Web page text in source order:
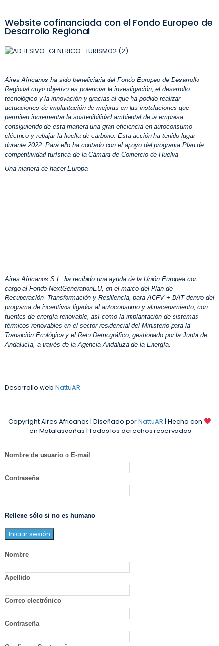
Website cofinanciada con el Fondo Europeo de
Desarrollo Regional
Aires Africanos ha sido beneficiaria del Fondo Europeo de Desarrollo
Regional cuyo objetivo es potenciar la investigación, el desarrollo
tecnológico y la innovación y gracias al que ha podido realizar
actuaciones de implantación de mejoras en las instalaciones que
permiten incrementar la sostenibilidad ambiental de la empresa,
consiguiendo de esta manera una gran eficiencia en autoconsumo
eléctrico y rebajar la huella de carbono. Esta acción ha tenido lugar
durante 2022. Para ello ha contado con el apoyo del programa Plan de
competitividad turística de la Cámara de Comercio de Huelva
Una manera de hacer Europa
Aires Africanos S.L. ha recibido una ayuda de la Unión Europea con
cargo al Fondo NextGenerationEU, en el marco del Plan de
Recuperación, Transformación y Resiliencia, para ACFV + BAT dentro del
programa de incentivos ligados al autoconsumo y almacenamiento, con
fuentes de energía renovable, así como la implantación de sistemas
térmicos renovables en el sector residencial del Ministerio para la
Transición Ecológica y el Reto Demográfico, gestionado por la Junta de
Andalucía, a través de la Agencia Andaluza de la Energía.
Desarrollo web NattuAR
Copyright Aires Africanos | Diseñado porNattuAR | Hecho con
en Matalascañas | Todos los derechos reservados
Nombre de usuario o E-mail
Contraseña
Rellene sólo si no es humano
Nombre
Apellido
Correo electrónico
Contraseña